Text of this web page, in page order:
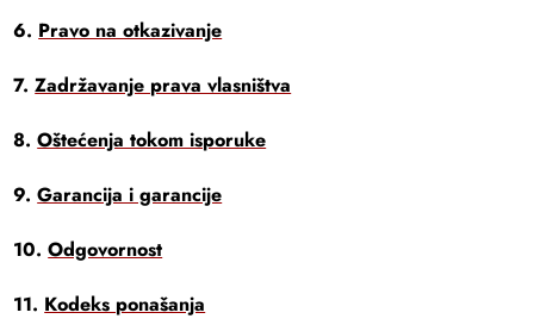
6. Pravo na otkazivanje
7. Zadržavanje prava vlasništva
8. Oštećenja tokom isporuke
9. Garancija i garancije
10. Odgovornost
11. Kodeks ponašanja